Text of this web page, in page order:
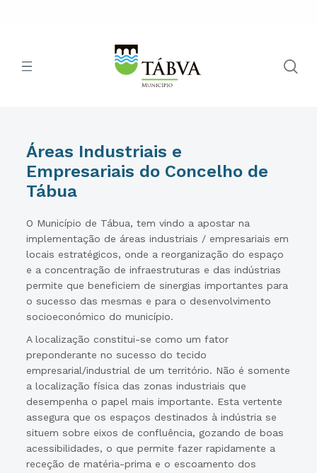
Áreas Industriais e
Empresariais do Concelho de
Tábua
O Município de Tábua, tem vindo a apostar na
implementação de áreas industriais / empresariais em
locais estratégicos, onde a reorganização do espaço
e a concentração de infraestruturas e das indústrias
permite que beneficiem de sinergias importantes para
o sucesso das mesmas e para o desenvolvimento
socioeconómico do município.
A localização constitui-se como um fator
preponderante no sucesso do tecido
empresarial/industrial de um território. Não é somente
a localização física das zonas industriais que
desempenha o papel mais importante. Esta vertente
assegura que os espaços destinados à indústria se
situem sobre eixos de confluência, gozando de boas
acessibilidades, o que permite fazer rapidamente a
receção de matéria-prima e o escoamento dos